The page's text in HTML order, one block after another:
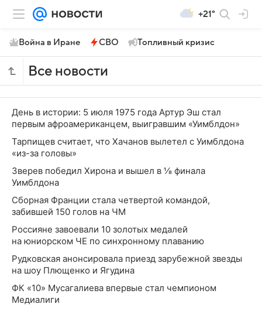
+21°
Война в Иране СВО Топливный кризис
Все новости
День в истории: 5 июля 1975 года Артур Эш стал
первым афроамериканцем, выигравшим «Уимблдон»
Тарпищев считает, что Хачанов вылетел с Уимблдона
«из-за головы»
Зверев победил Хирона и вышел в ⅛ финала
Уимблдона
Сборная Франции стала четвертой командой,
забившей 150 голов на ЧМ
Россияне завоевали 10 золотых медалей
на юниорском ЧЕ по синхронному плаванию
Рудковская анонсировала приезд зарубежной звезды
на шоу Плющенко и Ягудина
ФК «10» Мусагалиева впервые стал чемпионом
Медиалиги